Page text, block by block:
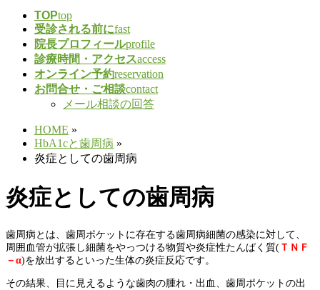
TOPtop
受診される前にfast
院長プロフィールprofile
診療時間・アクセスaccess
オンライン予約reservation
お問合せ・ご相談contact
メール相談の回答
HOME »
HbA1cと歯周病 »
炎症としての歯周病
炎症としての歯周病
歯周病とは、歯周ポケットに存在する歯周病細菌の感染に対して、
周囲血管が拡張し細菌をやっつける物質や炎症性たんぱく質( ＴＮＦ
－α)を放出するといった生体の炎症反応です。
その結果、目に見えるような歯肉の腫れ・出血、歯周ポケットの出